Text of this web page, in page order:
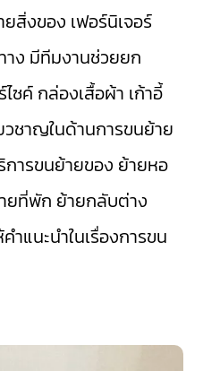
ยสิ่งของ เฟอร์นิเจอร์
ง มีทีมงานช่วยยก
ซค์ กล่องเสื้อผ้า เก้าอี้
ชาญในด้านการขนย้าย
การขนย้ายของ ย้ายหอ
ยที่พัก ย้ายกลับต่าง
ำแนะนำในเรื่องการขน